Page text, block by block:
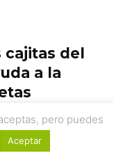
cajitas del
a la
pero puedes
Aceptar